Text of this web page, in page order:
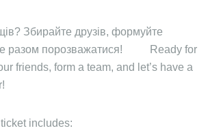
Збирайте друзів, формуйте
разом порозважатися!
Ready for
friends, form a team, and let’s have a
includes: